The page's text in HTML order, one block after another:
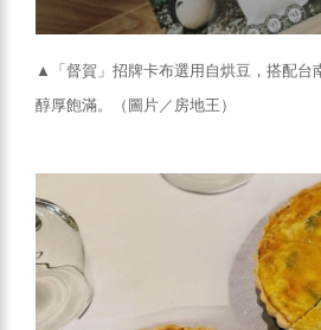
▲「督賀」招牌卡布選用自烘豆，搭配台
醇厚飽滿。（圖片／房地王）